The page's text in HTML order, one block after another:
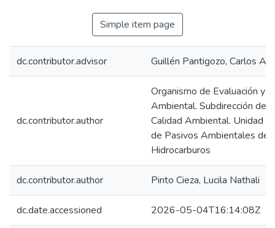
Simple item page
dc.contributor.advisor Guillén Pantigozo, Carlos
dc.contributor.author
Organismo de Evaluación y
Ambiental. Subdirección de
Calidad Ambiental. Unidad
de Pasivos Ambientales del
Hidrocarburos
dc.contributor.author Pinto Cieza, Lucila Nathali
dc.date.accessioned 2026-05-04T16:14:08Z